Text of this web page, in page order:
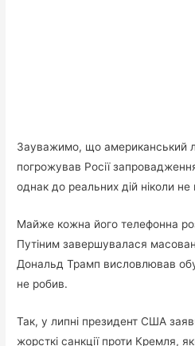
Зауважимо, що американський
погрожував Росії
однак до реальних дій ніколи не
Майже кожна його телефонна
Путіним завершувалася
Дональд Трамп висловлював
не робив.
Так, у липні президент США
жорсткі санкції проти Кремля,